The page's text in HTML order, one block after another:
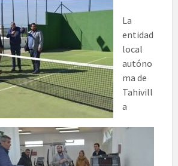
La
entidad
local
autóno
ma de
Tahivill
a